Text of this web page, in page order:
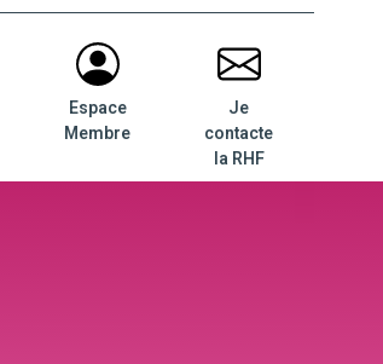
Espace
Membre
Je
contacte
la RHF